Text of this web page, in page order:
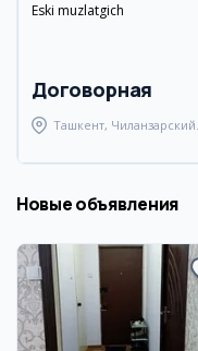
Eski muzlatgich
Договорная
Ташкент, Чиланзарский
Новые объявления